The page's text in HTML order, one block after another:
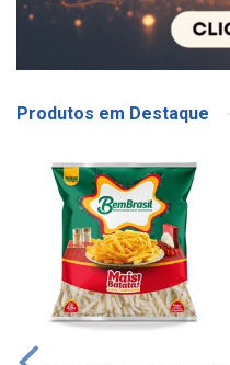
Produtos em Destaque